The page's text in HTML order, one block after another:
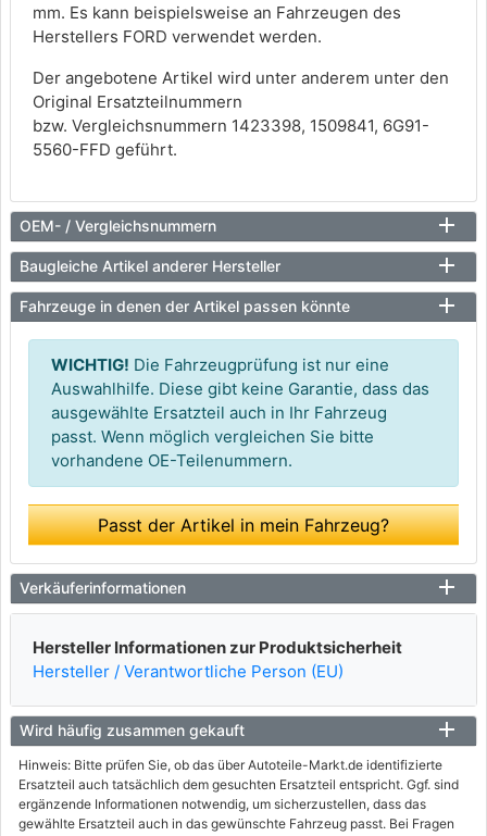
mm. Es kann beispielsweise an Fahrzeugen des
Herstellers FORD verwendet werden.
Der angebotene Artikel wird unter anderem unter den
Original Ersatzteilnummern
bzw. Vergleichsnummern 1423398, 1509841, 6G91-
5560-FFD geführt.
OEM- / Vergleichsnummern
Baugleiche Artikel anderer Hersteller
Fahrzeuge in denen der Artikel passen könnte
WICHTIG! Die Fahrzeugprüfung ist nur eine
Auswahlhilfe. Diese gibt keine Garantie, dass das
ausgewählte Ersatzteil auch in Ihr Fahrzeug
passt. Wenn möglich vergleichen Sie bitte
vorhandene OE-Teilenummern.
Passt der Artikel in mein Fahrzeug?
Verkäuferinformationen
Hersteller Informationen zur Produktsicherheit
Hersteller / Verantwortliche Person (EU)
Wird häufig zusammen gekauft
Hinweis: Bitte prüfen Sie, ob das über Autoteile-Markt.de identifizierte
Ersatzteil auch tatsächlich dem gesuchten Ersatzteil entspricht. Ggf. sind
ergänzende Informationen notwendig, um sicherzustellen, dass das
gewählte Ersatzteil auch in das gewünschte Fahrzeug passt. Bei Fragen